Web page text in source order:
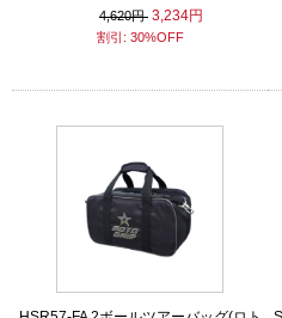
4,620円 3,234円
割引: 30%OFF